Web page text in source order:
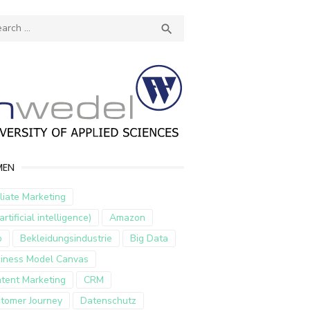

Marketing
intelligence)
Amazon
Bekleidungsindustrie
Big Data
Model Canvas
Marketing
CRM
Journey
Datenschutz